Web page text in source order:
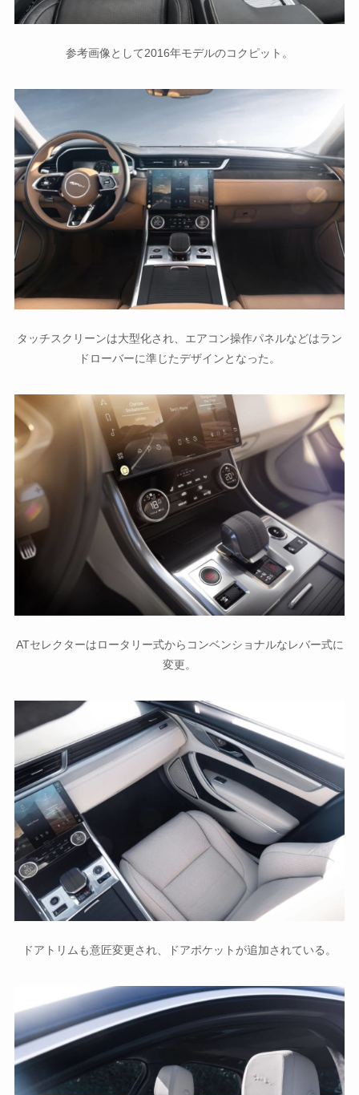
参考画像として2016年モデルのコクピット。
タッチスクリーンは大型化され、エアコン操作パネルなどはラン
ドローバーに準じたデザインとなった。
ATセレクターはロータリー式からコンベンショナルなレバー式に
変更。
ドアトリムも意匠変更され、ドアポケットが追加されている。